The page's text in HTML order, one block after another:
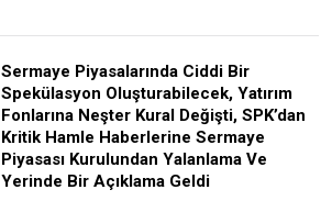
Sermaye Piyasalarında Ciddi Bir
Spekülasyon Oluşturabilecek, Yatırım
Fonlarına Neşter Kural Değişti, SPK’dan
Kritik Hamle Haberlerine Sermaye
Piyasası Kurulundan Yalanlama Ve
Yerinde Bir Açıklama Geldi